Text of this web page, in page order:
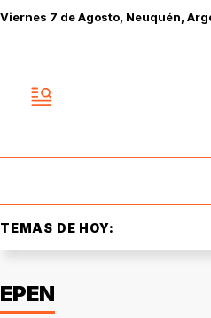
Viernes 7 deAgosto , Neuquén,
TEMAS DE HOY:
EPEN